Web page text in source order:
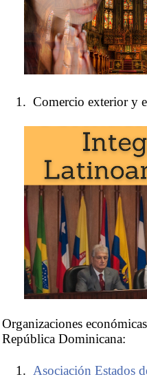
Comercio exterior y
Organizaciones
República Dominicana:
Asociación Estados